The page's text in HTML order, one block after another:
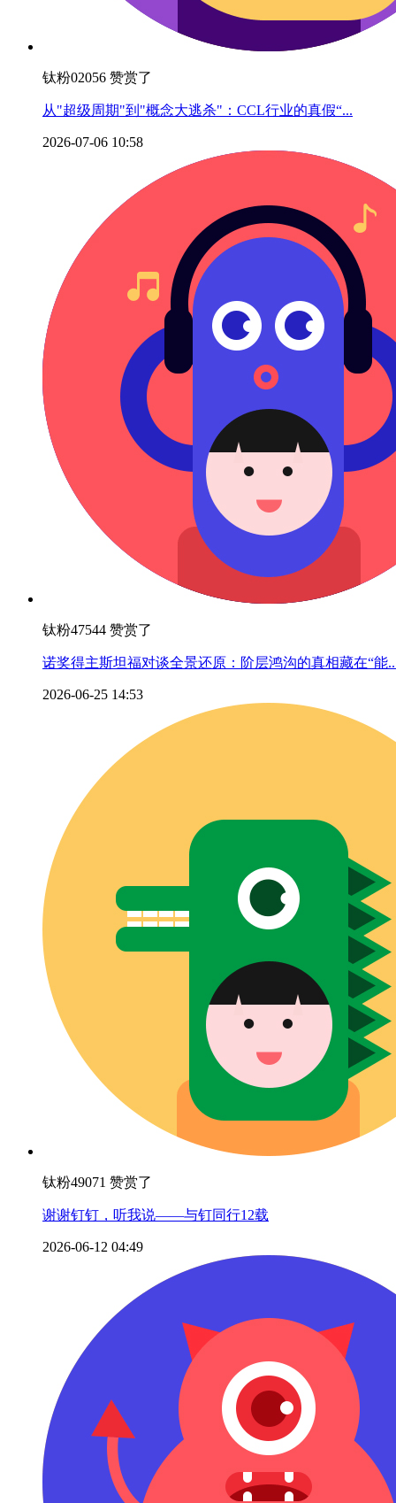
钛粉02056 赞赏了
从"超级周期"到"概念大逃杀"：CCL行业的真假“...
2026-07-06 10:58
钛粉47544 赞赏了
诺奖得主斯坦福对谈全景还原：阶层鸿沟的真相藏在“能
2026-06-25 14:53
钛粉49071 赞赏了
谢谢钉钉，听我说——与钉同行12载
2026-06-12 04:49